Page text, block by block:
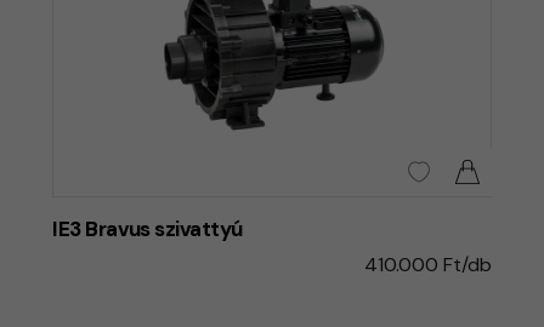
IE3 Bravus szivattyú
410.000 Ft/db